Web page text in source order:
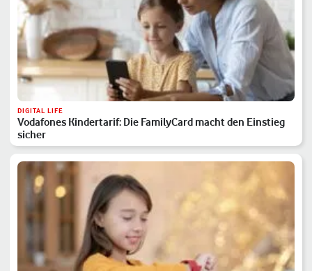
DIGITAL LIFE
Vodafones Kindertarif: Die FamilyCard macht den Einstieg
sicher